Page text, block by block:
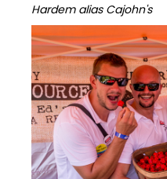
Hardem alias Cajohn's